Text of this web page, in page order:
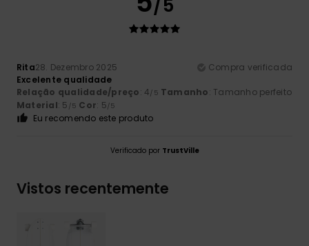
/5
Rita28. Dezembro 2025
Compra verificada
Excelente qualidade
Relação qualidade/preço: 4/5 Tamanho: Tamanho perfeito
Material: 5 /5 Cor: 5/5
Eu recomendo este produto
Verificado por TrustVille
Vistos recentemente